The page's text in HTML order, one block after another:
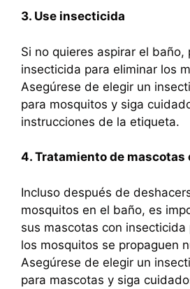
3. Use insecticida
Si no quieres aspirar el baño,
insecticida para eliminar los
Asegúrese de elegir un
para mosquitos y siga
instrucciones de la etiqueta.
4. Tratamiento de
Incluso después de
mosquitos en el baño, es
sus mascotas con insecticida
los mosquitos se propaguen
Asegúrese de elegir un
para mascotas y siga